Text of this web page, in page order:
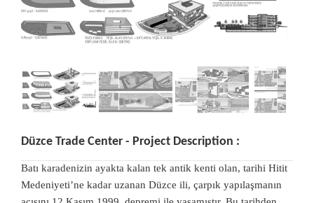
Düzce Trade Center - Project Description :
Batı karadenizin ayakta kalan tek antik kenti olan, tarihi Hitit
Medeniyeti’ne kadar uzanan Düzce ili, çarpık yapılaşmanın